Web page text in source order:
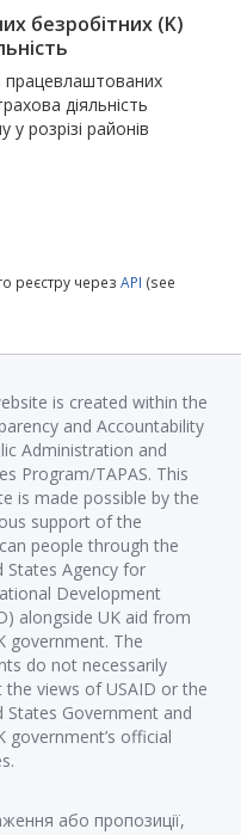
безробітних (K)
працевлаштованих
діяльність
розрізі районів
реєстру через API (see
is created within the
and Accountability
Administration and
Program/TAPAS. This
is made possible by the
support of the
people through the
States Agency for
Development
alongside UK aid from
government. The
do not necessarily
the views of USAID or the
States Government and
government’s official
або пропозиції,